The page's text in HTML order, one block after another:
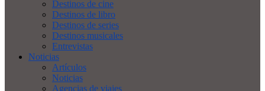
Destinos de cine
Destinos de libro
Destinos de series
Destinos musicales
Entrevistas
Noticias
Artículos
Noticias
Agencias de viajes